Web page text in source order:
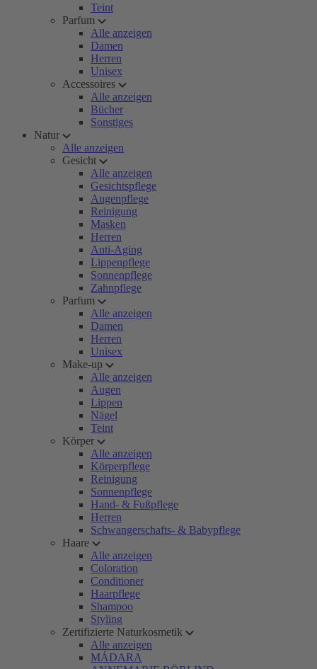
Teint
Parfum
Alle anzeigen
Damen
Herren
Unisex
Accessoires
Alle anzeigen
Bücher
Sonstiges
Natur
Alle anzeigen
Gesicht
Alle anzeigen
Gesichtspflege
Augenpflege
Reinigung
Masken
Herren
Anti-Aging
Lippenpflege
Sonnenpflege
Zahnpflege
Parfum
Alle anzeigen
Damen
Herren
Unisex
Make-up
Alle anzeigen
Augen
Lippen
Nägel
Teint
Körper
Alle anzeigen
Körperpflege
Reinigung
Sonnenpflege
Hand- & Fußpflege
Herren
Schwangerschafts- & Babypflege
Haare
Alle anzeigen
Coloration
Conditioner
Haarpflege
Shampoo
Styling
Zertifizierte Naturkosmetik
Alle anzeigen
MÁDARA